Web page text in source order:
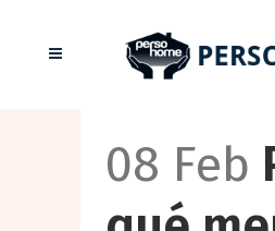
08 Feb